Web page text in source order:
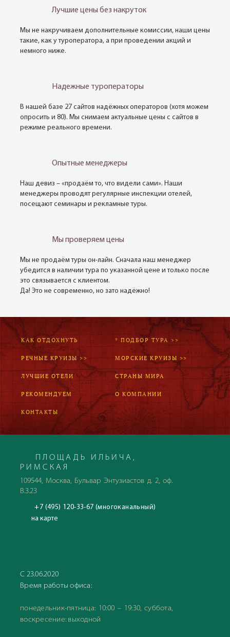
Лучшие цены без накруток
Мы не накручиваем дополнительные комиссии, наши цены
такие, как у туроператора, а при проведении акций и
немного ниже.
Надежные туроператоры
В нашей базе 27 сайтов надёжных операторов (хотя можем
опросить и 80). Мы снимаем актуальные цены с сайтов в
режиме реального времени.
Опытные менеджеры
Наш девиз – «продаём то, что видели сами». Наши
менеджеры проводят регулярные инспекции отелей,
посещают семинары и рекламные туры.
Мы проверяем цены
Мы не продаём туры он-лайн. Сначала наш менеджер
убедится в наличии тура по указанной цене и только после
это связывается с клиентом.
Да! Это не современно, но зато надёжно!
КАК ОТДОХНУТЬ * ПОДБОР ТУРА >>
РЕЧНЫЕ КРУИЗЫ >> МОРСКИЕ КРУИЗЫ >>
ЛУЧШИЕ ОТЕЛИ СТРАНЫ МИРА
РЕКОМЕНДУЕМ О КОМПАНИИ
КОНТАКТЫ
ПЛОЩАДЬ ИЛЬИЧА,
РИМСКАЯ
109544, Москва, Бульвар Энтузиастов д. 2, оф.
В.3.23
+7 (495) 120-33-67 (многоканальный)
на карте
С 23.06.2020
Время работы офиса:
понедельник-пятница: 10:00 – 19:30, суббота,
воскресение: выходной